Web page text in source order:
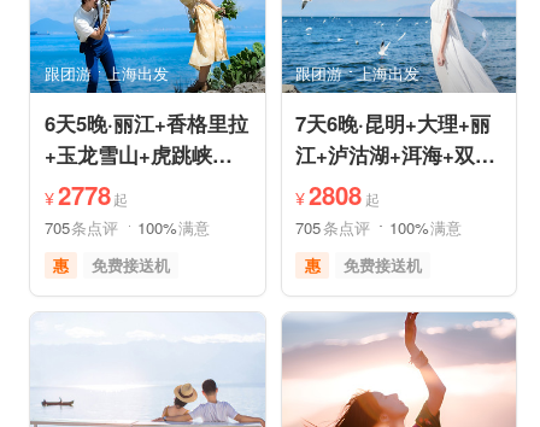
森林公园
美景探索
深度人文
世界遗产
特色民宿
自由活动
跟团游 上海出发
6天5晚·丽江+香格里拉
+玉龙雪山+虎跳峡半
自助游
¥2778起
705条点评 100%满意
惠
免费接送机
休闲游
世界遗产
雪山之旅
美食享受
摄影之旅
跟团游 上海出发
7天6晚·昆明+大理+丽
江+泸沽湖+洱海+双廊
+圣托里尼跟团游
¥2808 起
705条点评 100%满意
惠
免费接送机
品质游
世界遗产
美食享受
自然山水
摄影之旅